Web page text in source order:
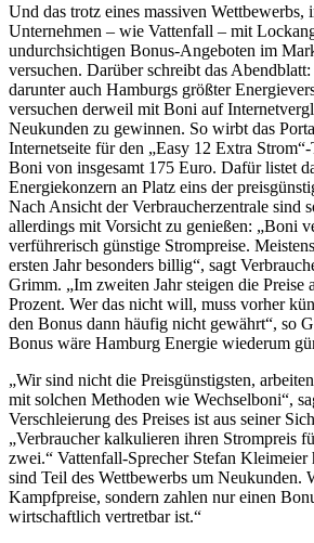
Und das trotz eines massiven Wettbewerbs,
Unternehmen – wie Vattenfall – mit
undurchsichtigen Bonus-Angeboten im
versuchen. Darüber schreibt das
darunter auch Hamburgs größter
versuchen derweil mit Boni auf
Neukunden zu gewinnen. So wirbt das
Internetseite für den „Easy 12 Extra
Boni von insgesamt 175 Euro. Dafür listet
Energiekonzern an Platz eins der
Nach Ansicht der Verbraucherzentrale sind
allerdings mit Vorsicht zu genießen: „Boni
verführerisch günstige Strompreise.
ersten Jahr besonders billig“, sagt
Grimm. „Im zweiten Jahr steigen die Preise
Prozent. Wer das nicht will, muss vorher
den Bonus dann häufig nicht gewährt“, so
Bonus wäre Hamburg Energie wiederum
„Wir sind nicht die Preisgünstigsten,
mit solchen Methoden wie Wechselboni“,
Verschleierung des Preises ist aus seiner
„Verbraucher kalkulieren ihren Strompreis
zwei.“ Vattenfall-Sprecher Stefan Kleimeier
sind Teil des Wettbewerbs um Neukunden.
Kampfpreise, sondern zahlen nur einen
wirtschaftlich vertretbar ist.“